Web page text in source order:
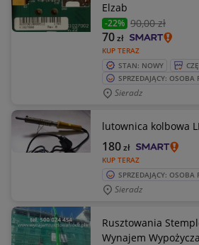
Elzab
-22% 90,00 zł
KUP TERAZ
70zł
STAN: NOWY
SPRZEDAJĄCY: OSOBA
Sieradz
lutownica kolbowa
KUP TERAZ
180zł
SPRZEDAJĄCY: OSOBA
Sieradz
Rusztowania
Wynajem